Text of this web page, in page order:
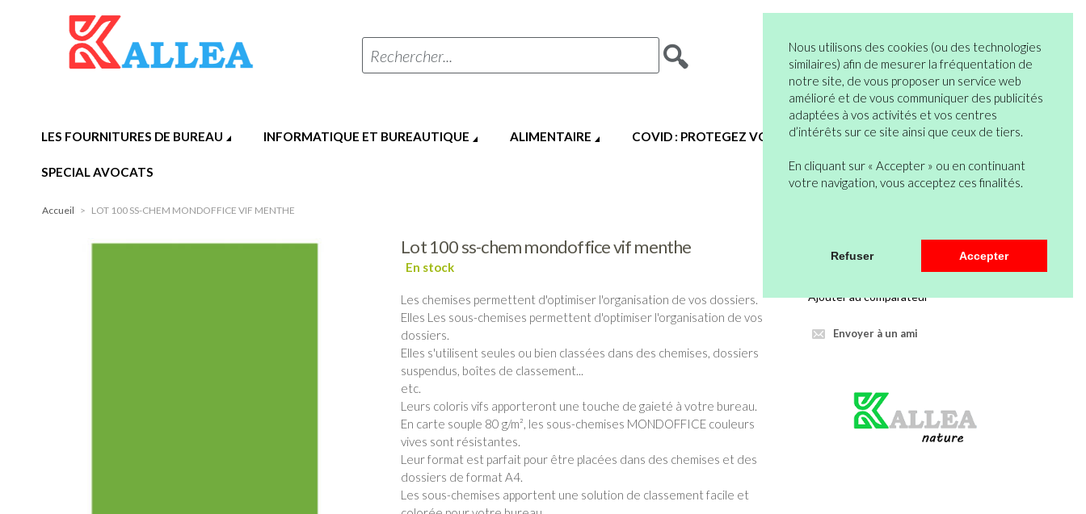
Nous utilisons des cookies (ou des technologies
similaires) afin de mesurer la fréquentation de
notre site, de vous proposer un service web
amélioré et de vous communiquer des publicités
adaptées à vos activités et vos centres
d’intérêts sur ce site ainsi que ceux de tiers.
En cliquant sur « Accepter » ou en continuant
votre navigation, vous acceptez ces finalités.
Refuser Accepter
Rechercher... Vous n’êtes pas encore en compte ?
Bienvenue
Mon Compte
0 articles
Mon Panier
LES FOURNITURES DE BUREAU INFORMATIQUE ET BUREAUTIQUE ALIMENTAIRE COVID : PROTEGEZ VOUS HYGIENE ET SERVICES GENERAUX
SPECIAL AVOCATS
Accueil > LOT 100 SS-CHEM MONDOFFICE VIF MENTHE
Lot 100 ss-chem mondoffice vif menthe
Les chemises permettent d'optimiser l'organisation de vos dossiers.
Elles Les sous-chemises permettent d'optimiser l'organisation de vos
dossiers.
Elles s'utilisent seules ou bien classées dans des chemises, dossiers
suspendus, boîtes de classement...
etc.
Leurs coloris vifs apporteront une touche de gaieté à votre bureau.
En carte souple 80 g/m², les sous-chemises MONDOFFICE couleurs
vives sont résistantes.
Leur format est parfait pour être placées dans des chemises et des
dossiers de format A4.
Les sous-chemises apportent une solution de classement facile et
mettre au panier.
Ajouter au comparateur
Envoyer à un ami